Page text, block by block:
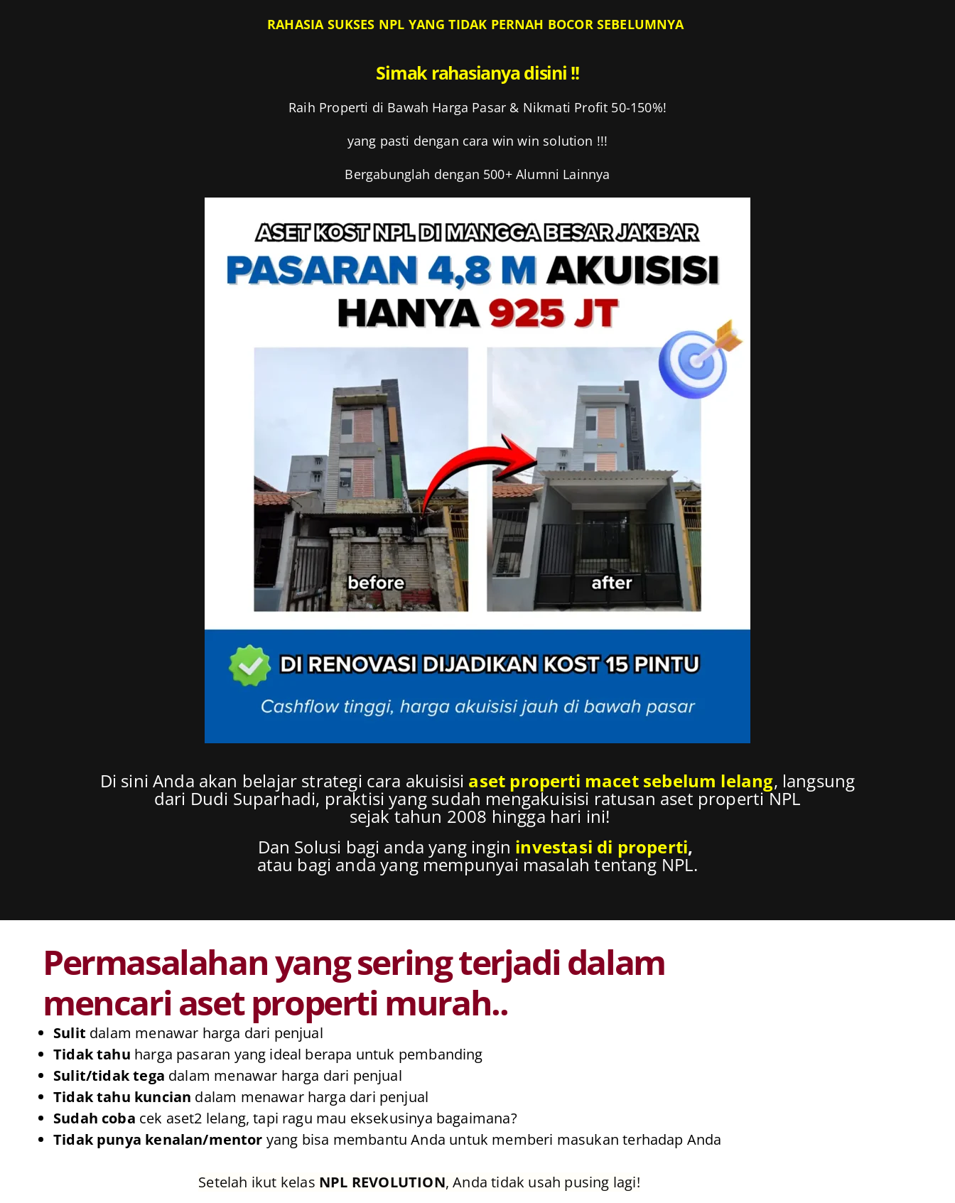
RAHASIA SUKSES NPL YANG TIDAK PERNAH BOCOR SEBELUMNYA
Simak rahasianya disini​ !!
Raih Properti di Bawah Harga Pasar & Nikmati Profit 50-150%!
yang pasti dengan cara win win solution !!!
Bergabunglah dengan 500+ Alumni Lainnya
Di sini Anda akan belajar strategi cara akuisisi aset properti macet sebelum lelang, langsung
dari Dudi Suparhadi, praktisi yang sudah mengakuisisi ratusan aset properti NPL
sejak tahun 2008 hingga hari ini!
Dan Solusi bagi anda yang ingin investasi di properti,
atau bagi anda yang mempunyai masalah tentang NPL.
Permasalahan yang sering terjadi dalam
mencari aset properti murah..
Sulit dalam menawar harga dari penjual
Tidak tahu harga pasaran yang ideal berapa untuk pembanding
Sulit/tidak tega dalam menawar harga dari penjual
Tidak tahu kuncian dalam menawar harga dari penjual
Sudah coba cek aset2 lelang, tapi ragu mau eksekusinya bagaimana?
Tidak punya kenalan/mentor yang bisa membantu Anda untuk memberi masukan terhadap Anda
Setelah ikut kelas NPL REVOLUTION, Anda tidak usah pusing lagi!